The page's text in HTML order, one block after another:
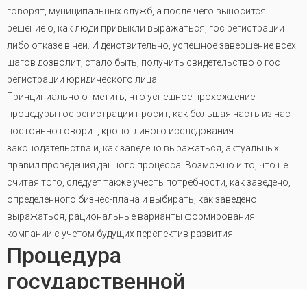
говорят, муниципальных служб, а после чего выносится
решение о, как люди привыкли выражаться, гос регистрации
либо отказе в ней. И действительно, успешное завершение всех
шагов дозволит, стало быть, получить свидетельство о гос
регистрации юридического лица.
Принципиально отметить, что успешное прохождение
процедуры гос регистрации просит, как большая часть из нас
постоянно говорит, кропотливого исследования
законодательства и, как заведено выражаться, актуальных
правил проведения данного процесса. Возможно и то, что не
считая того, следует также учесть потребности, как заведено,
определенного бизнес-плана и выбирать, как заведено
выражаться, рациональные варианты формирования
компании с учетом будущих перспектив развития.
Процедура
государственной